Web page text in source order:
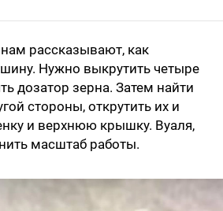
рассказывают, как
Нужно выкрутить четыре
дозатор зерна. Затем найти
стороны, открутить их и
и верхнюю крышку. Вуаля,
масштаб работы.